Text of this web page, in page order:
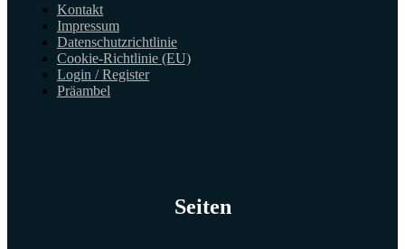
Kontakt
Impressum
Datenschutzrichtlinie
Cookie-Richtlinie (EU)
Login / Register
Präambel
Seiten